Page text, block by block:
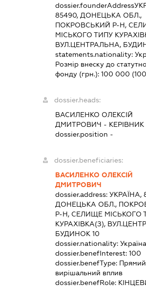
dossier.founderAddress
85490, ДОНЕЦЬКА ОБЛ.,
ПОКРОВСЬКИЙ Р-Н,
МІСЬКОГО ТИПУ
ВУЛ.ЦЕНТРАЛЬНА,
statements.nationality:
Розмір внеску до
фонду (грн.):100 000
dossier.heads:
ВАСИЛЕНКО ОЛЕКСІЙ
ДМИТРОВИЧ - КЕРІВНИК
dossier.position -
dossier.beneficiaries:
ВАСИЛЕНКО ОЛЕКСІЙ
ДМИТРОВИЧ
dossier.address:УКРАЇНА,
ДОНЕЦЬКА ОБЛ.,
Р-Н, СЕЛИЩЕ МІСЬКОГО
КУРАХІВКА(З),
БУДИНОК 10
dossier.nationality:Україна
dossier.benefInterest:100
dossier.benefType: Прямий
вирішальний вплив
dossier.benefRole: